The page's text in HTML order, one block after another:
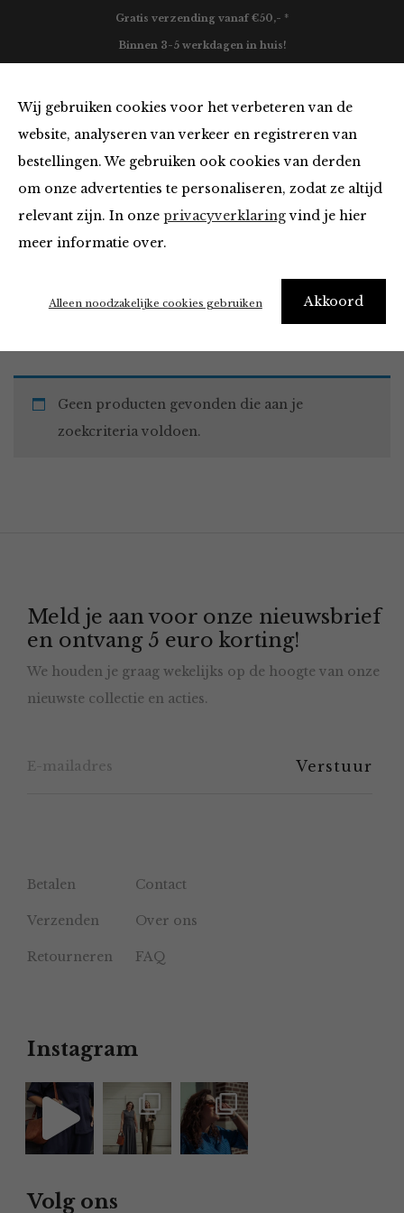
Wij gebruiken cookies voor het verbeteren van de
website, analyseren van verkeer en registreren van
bestellingen. We gebruiken ook cookies van derden
om onze advertenties te personaliseren, zodat ze altijd
relevant zijn. In onze privacyverklaringvind je hier
meer informatie over.
Akkoord
Alleen noodzakelijke cookies gebruiken
Gratis verzending vanaf €50,- *
Binnen 3-5 werkdagen in huis!
Vesten en Truien van
Home Winkel Kleding Vesten en Truien
Geen producten gevonden die aan je
zoekcriteria voldoen.
Meld je aan voor onze nieuwsbrief
en ontvang 5 euro korting!
We houden je graag wekelijks op de hoogte van onze
nieuwste collectie en acties.
Betalen Contact
Verzenden Over ons
Retourneren FAQ
Instagram
Volg ons